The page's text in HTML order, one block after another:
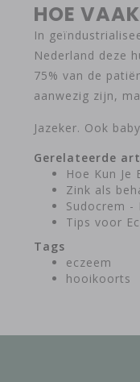
HOE
In
Nederland deze
75% van de
aanwezig zijn,
Jazeker. Ook
Gerelateerde
Hoe Kun Je
Zink als
Sudocrem -
Tips voor
Tags
eczeem
hooikoorts